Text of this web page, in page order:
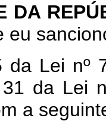
DA
eu
da Lei nº
da Lei
a